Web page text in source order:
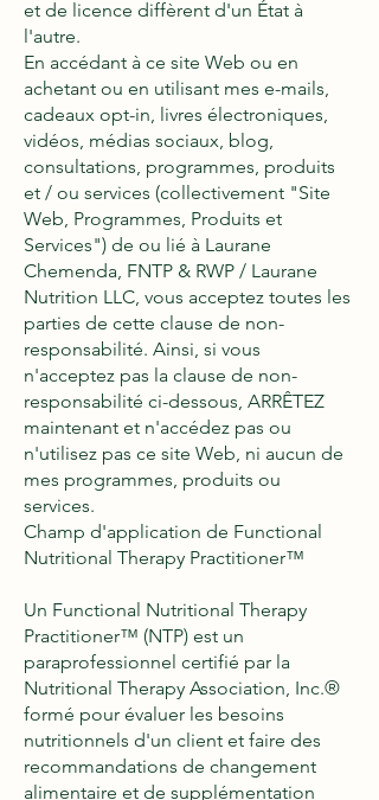
et de licence diffèrent d'un État à
l'autre.
En accédant à ce site Web ou en
achetant ou en utilisant mes e-mails,
cadeaux opt-in, livres électroniques,
vidéos, médias sociaux, blog,
consultations, programmes, produits
et / ou services (collectivement "Site
Web, Programmes, Produits et
Services") de ou lié à Laurane
Chemenda, FNTP & RWP / Laurane
Nutrition LLC, vous acceptez toutes les
parties de cette clause de non-
responsabilité. Ainsi, si vous
n'acceptez pas la clause de non-
responsabilité ci-dessous, ARRÊTEZ
maintenant et n'accédez pas ou
n'utilisez pas ce site Web, ni aucun de
mes programmes, produits ou
services.
Champ d'application de Functional
Nutritional Therapy Practitioner™
Un Functional Nutritional Therapy
Practitioner™ (NTP) est un
paraprofessionnel certifié par la
Nutritional Therapy Association, Inc.®
formé pour évaluer les besoins
nutritionnels d'un client et faire des
recommandations de changement
alimentaire et de supplémentation